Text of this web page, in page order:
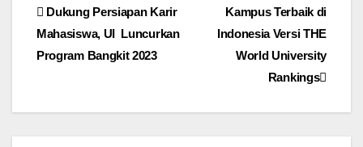
Post
navigation
Kampus Terbaik di
Indonesia Versi THE
World University
Rankings
Dukung Persiapan Karir
Mahasiswa, UI Luncurkan
Program Bangkit 2023